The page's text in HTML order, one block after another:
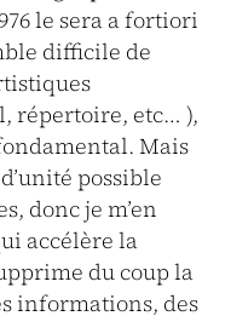
le sera a fortiori
difficile de
répertoire, etc… ),
Mais
possible
donc je m’en
accélère la
du coup la
informations, des